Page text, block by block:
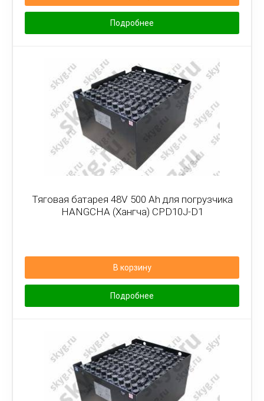
Подробнее
Тяговая батарея 48V 500 Ah для погрузчика
HANGCHA (Хангча) CPD10J-D1
В корзину
Подробнее